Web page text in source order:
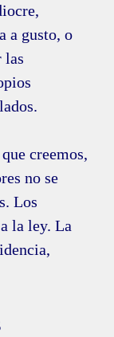
a gusto, o
las
creemos,
no se
Los
la ley. La